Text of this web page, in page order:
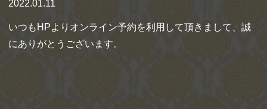
2022.01.11
いつもHPよりオンライン予約を利用して頂きまして、誠
にありがとうございます。